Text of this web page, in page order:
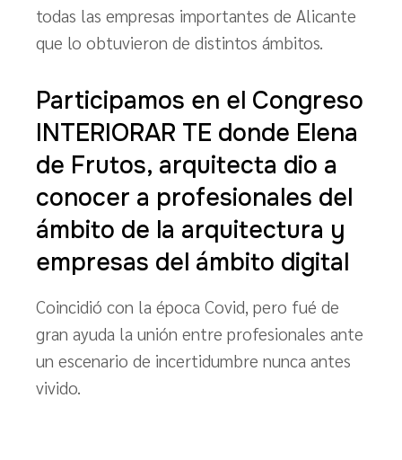
todas las empresas importantes de Alicante
que lo obtuvieron de distintos ámbitos.
Participamos en el Congreso
INTERIORAR TE donde Elena
de Frutos, arquitecta dio a
conocer a profesionales del
ámbito de la arquitectura y
empresas del ámbito digital
Coincidió con la época Covid, pero fué de
gran ayuda la unión entre profesionales ante
un escenario de incertidumbre nunca antes
vivido.